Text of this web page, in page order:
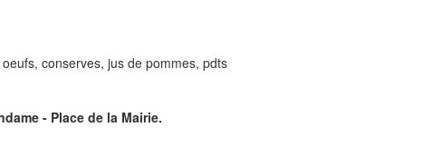
conserves, jus de pommes, pdts
- Place de la Mairie.